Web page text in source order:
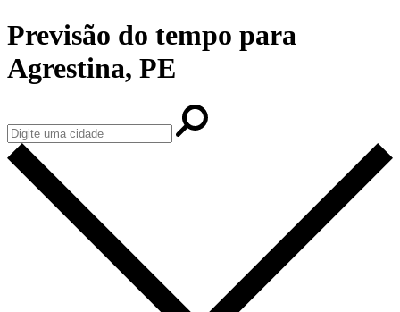
Previsão do tempo para
Agrestina, PE